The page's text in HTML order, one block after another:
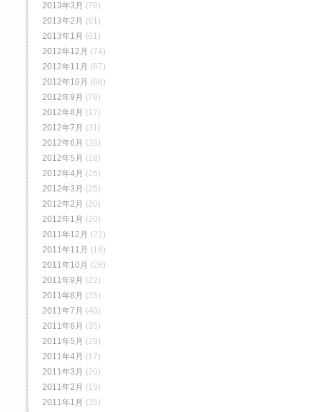
2013年3月 (78)
2013年2月 (61)
2013年1月 (61)
2012年12月 (74)
2012年11月 (67)
2012年10月 (66)
2012年9月 (76)
2012年8月 (17)
2012年7月 (31)
2012年6月 (26)
2012年5月 (28)
2012年4月 (25)
2012年3月 (25)
2012年2月 (20)
2012年1月 (20)
2011年12月 (22)
2011年11月 (16)
2011年10月 (28)
2011年9月 (22)
2011年8月 (25)
2011年7月 (40)
2011年6月 (35)
2011年5月 (29)
2011年4月 (17)
2011年3月 (20)
2011年2月 (19)
2011年1月 (35)